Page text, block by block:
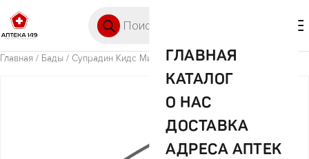
ГЛАВНАЯ
КАТАЛОГ
О НАС
ДОСТАВКА
АДРЕСА АПТЕК
Главная / Бады / Супрадин Кидс Мишки №30 жев. таб.